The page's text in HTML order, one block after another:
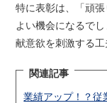
特に表彰は、「頑
よい機会になるで
献意欲を刺激する工
関連記事
業績アップ！？従